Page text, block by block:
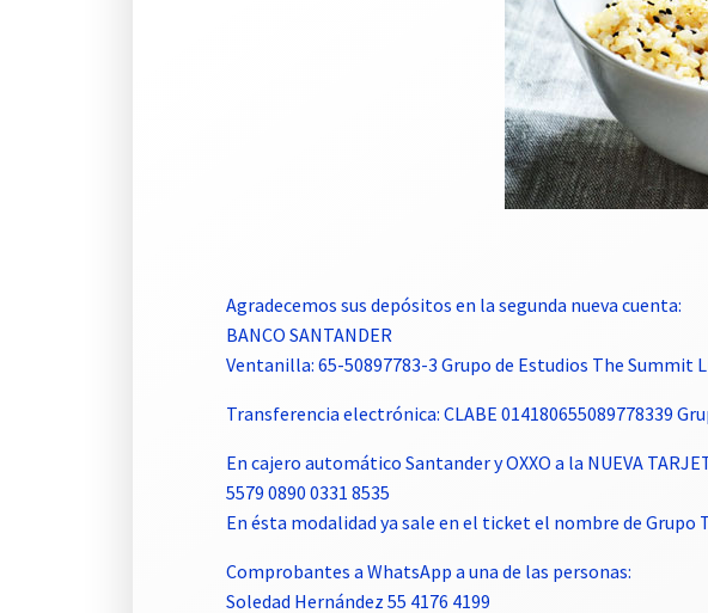
Agradecemos sus depósitos en la segunda nueva cuenta:
BANCO SANTANDER
Ventanilla: 65-50897783-3 Grupo de Estudios The Summit
Transferencia electrónica: CLABE 014180655089778339
En cajero automático Santander y OXXO a la NUEVA
5579 0890 0331 8535
En ésta modalidad ya sale en el ticket el nombre de Grupo
Comprobantes a WhatsApp a una de las personas:
Soledad Hernández 55 4176 4199